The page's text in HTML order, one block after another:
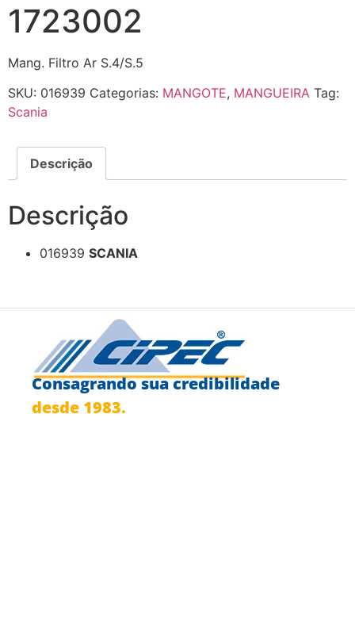
1723002
Mang. Filtro Ar S.4/S.5
SKU: 016939 Categorias: MANGOTE, MANGUEIRA Tag:
Scania
Descrição
Descrição
016939 SCANIA
Consagrando sua credibilidade
desde 1983.